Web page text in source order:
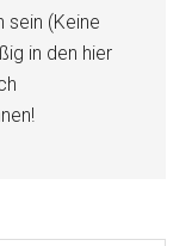
sein (Keine
in den hier